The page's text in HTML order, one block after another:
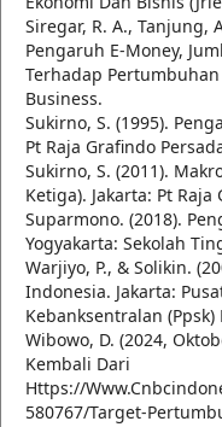
Siregar, R. A., Tanjung,
Pengaruh E-Money,
Terhadap
Business.
Sukirno, S. (1995).
Pt Raja Grafindo
Sukirno, S. (2011).
Ketiga). Jakarta: Pt Raja
Suparmono. (2018).
Yogyakarta: Sekolah
Warjiyo, P., & Solikin.
Indonesia. Jakarta:
Kebanksentralan
Wibowo, D. (2024,
Kembali Dari
Https://
580767/Target-